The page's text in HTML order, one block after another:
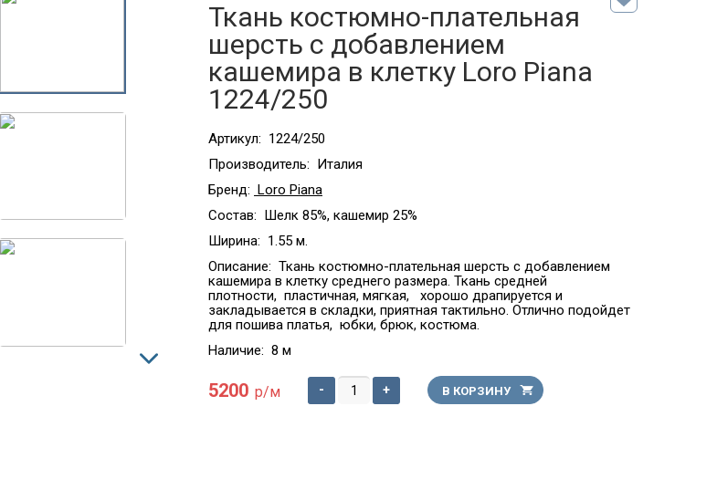
Ткань костюмно-плательная
шерсть с добавлением
кашемира в клетку Loro Piana
1224/250
Артикул: 1224/250
Производитель: Италия
Бренд: Loro Piana
Состав: Шелк 85%, кашемир 25%
Ширина: 1.55 м.
Описание: Ткань костюмно-плательная шерсть с добавлением
кашемира в клетку среднего размера. Ткань средней
плотности, пластичная, мягкая, хорошо драпируется и
закладывается в складки, приятная тактильно. Отлично подойдет
для пошива платья, юбки, брюк, костюма.
Наличие: 8 м
5200 р/м - + В КОРЗИНУ